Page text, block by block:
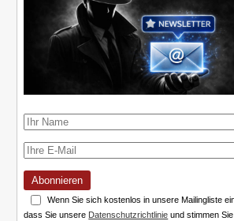
Abonnieren
Wenn Sie sich kostenlos in unsere Mailingliste
dass Sie unsere Datenschutzrichtlinie und stimmen